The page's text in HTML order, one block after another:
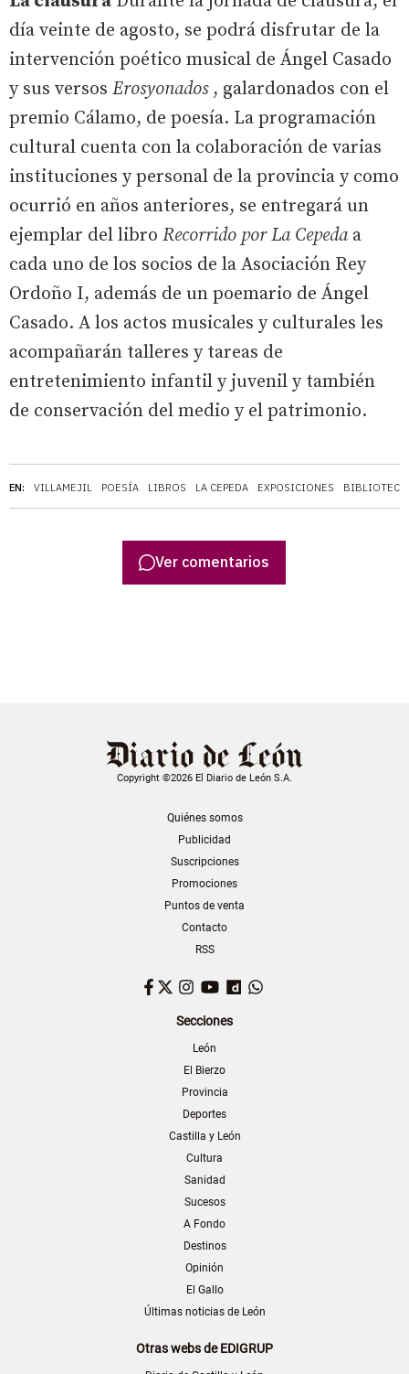
EN: VILLAMEJIL POESÍA LIBROS LA CEPEDA EXPOSICIONES
día veinte de agosto, se podrá disfrutar de la
intervención poético musical de Ángel Casado
y sus versos Erosyonados, galardonados con el
premio Cálamo, de poesía. La programación
cultural cuenta con la colaboración de varias
instituciones y personal de la provincia y como
ocurrió en años anteriores, se entregará un
ejemplar del libro Recorrido por La Cepedaa
cada uno de los socios de la Asociación Rey
Ordoño I, además de un poemario de Ángel
Casado. A los actos musicales y culturales les
acompañarán talleres y tareas de
entretenimiento infantil y juvenil y también
de conservación del medio y el patrimonio.
Ver comentarios
Copyright ©2026 El Diario de León S.A.
Quiénes somos
Publicidad
Suscripciones
Promociones
Puntos de venta
Contacto
RSS
Facebook
TwitterInstagram
YouTubeDailymotion
Secciones
León
El Bierzo
Provincia
Deportes
Castilla y León
Cultura
Sanidad
Sucesos
A Fondo
Destinos
Opinión
El Gallo
Últimas noticias de León
Otras webs de EDIGRUP